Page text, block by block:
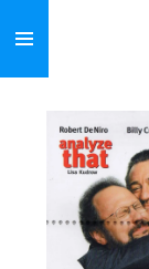
direct
naar
hoofdinhoud